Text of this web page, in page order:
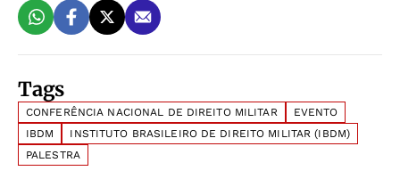
Tags
CONFERÊNCIA NACIONAL DE DIREITO MILITAR
EVENTO
IBDM
INSTITUTO BRASILEIRO DE DIREITO MILITAR (IBDM)
PALESTRA